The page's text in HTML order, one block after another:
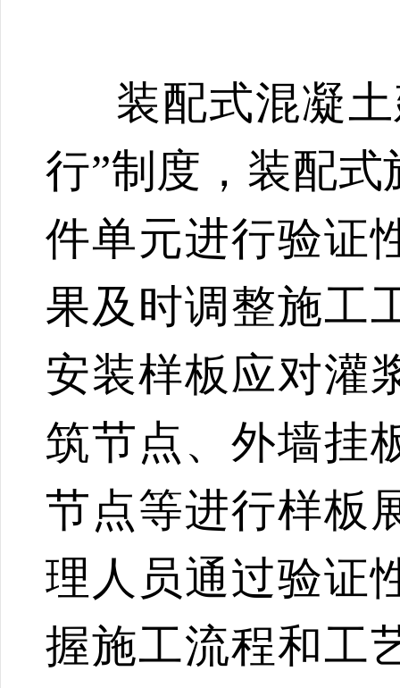
装配式混凝
行”制度，装配
件单元进行验证
果及时调整施工
安装样板应对灌
筑节点、外墙挂
节点等进行样板
理人员通过验证
握施工流程和工